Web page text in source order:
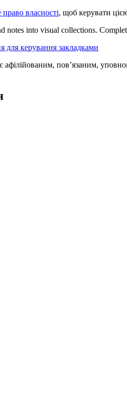
право власності, щоб керувати
notes into visual collections.
для керування закладками
афілійованим, пов’язаним,